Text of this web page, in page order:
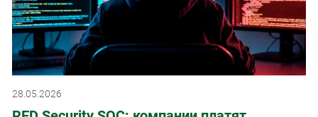
28.05.2026